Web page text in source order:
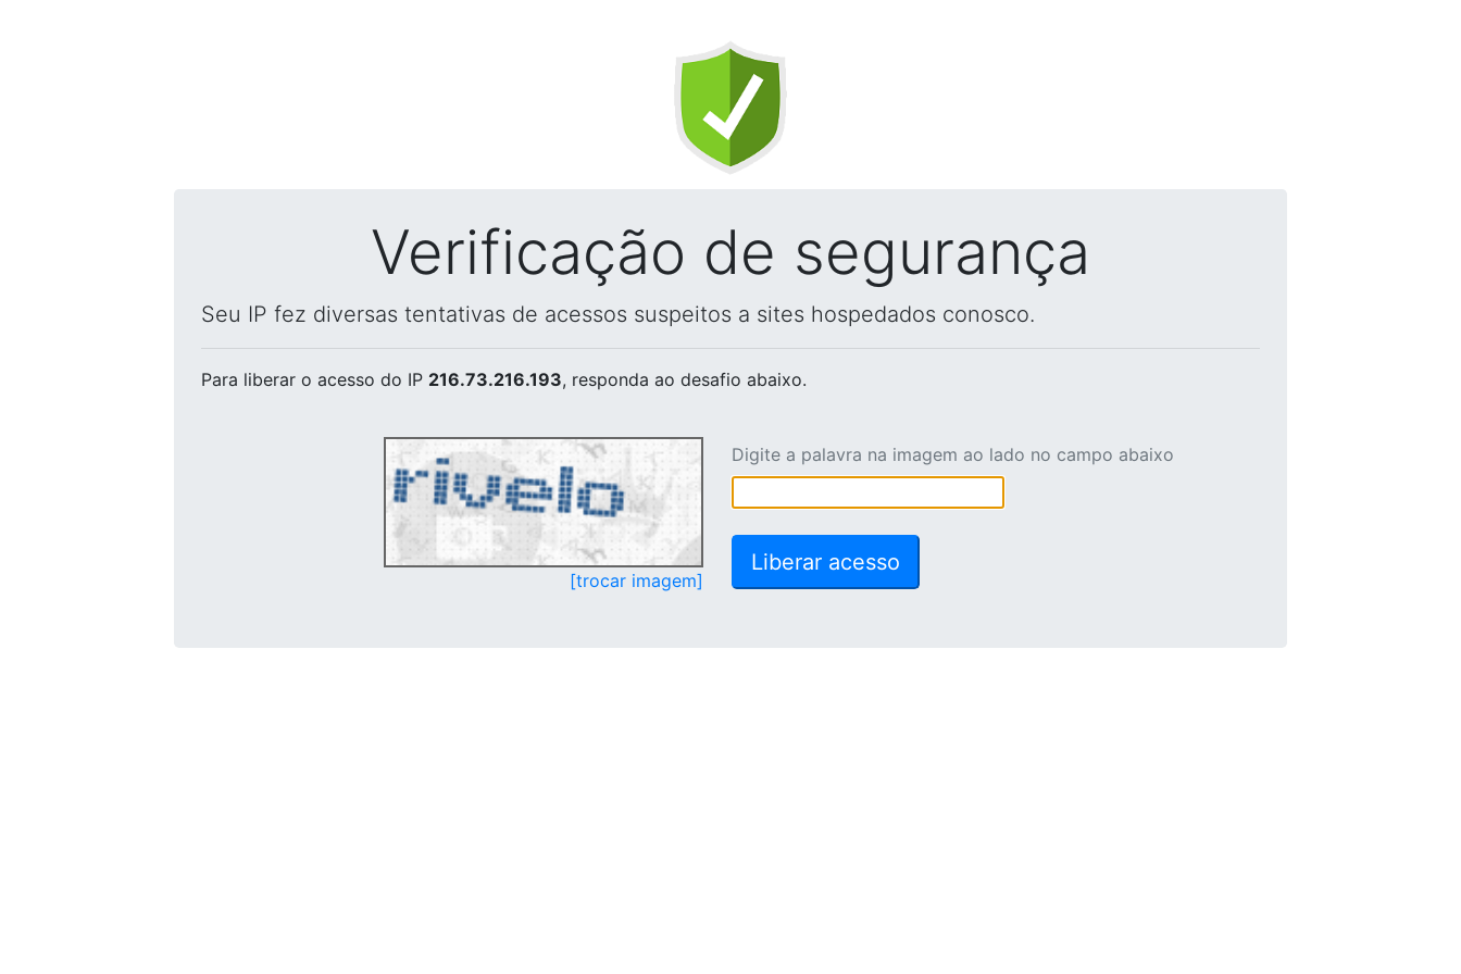
Verificação de segurança
Seu IP fez diversas tentativas de acessos suspeitos a sites hospedados conosco.
Para liberar o acesso do IP 216.73.216.193, responda ao desafio abaixo.
[trocar imagem]
Digite a palavra na imagem ao lado no campo abaixo